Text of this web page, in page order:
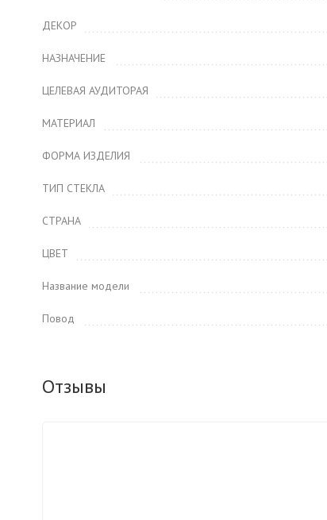
ДЕКОР
НАЗНАЧЕНИЕ
ЦЕЛЕВАЯ АУДИТОРАЯ
МАТЕРИАЛ
ФОРМА ИЗДЕЛИЯ
ТИП СТЕКЛА
СТРАНА
ЦВЕТ
Название модели
Повод
Отзывы